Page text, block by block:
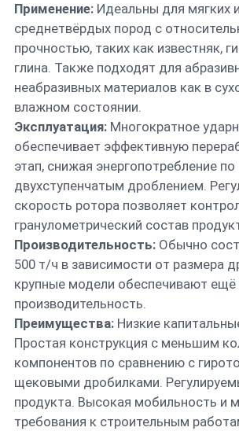
Применение:Идеальны для мягких и
среднетвёрдых пород с
прочностью, таких как известняк,
глина. Также подходят для
неабразивных материалов как в
влажном состоянии.
Эксплуатация:Многократное
обеспечивает эффективную
этап, снижая энергопотребление
двухступенчатым дроблением.
скорость ротора позволяет
гранулометрический состав
Производительность:Обычно
500 т/ч в зависимости от размера
крупные модели обеспечивают
производительность.
Преимущества:Низкие
Простая конструкция с меньшим
компонентов по сравнению с
щековыми дробилками.
продукта. Высокая мобильность и
требования к строительным